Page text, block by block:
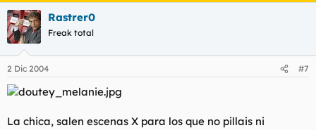
Rastrer0
Freak total
2 Dic 2004 #7
La chica, salen escenas X para los que no pillais ni